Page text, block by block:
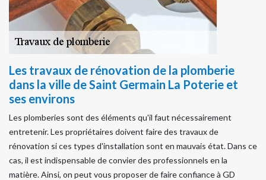
Les travaux de rénovation de la plomberie
dans la ville de Saint Germain La Poterie et
ses environs
Les plomberies sont des éléments qu'il faut nécessairement
entretenir. Les propriétaires doivent faire des travaux de
rénovation si ces types d'installation sont en mauvais état. Dans ce
cas, il est indispensable de convier des professionnels en la
matière. Ainsi, on peut vous proposer de faire confiance à GD